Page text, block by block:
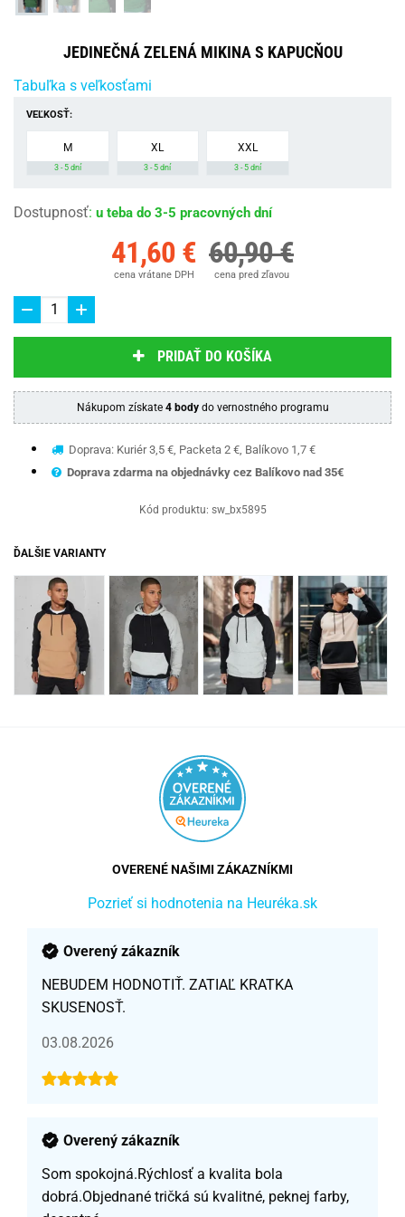
JEDINEČNÁ ZELENÁ MIKINA S KAPUCŇOU
Tabuľka s veľkosťami
VEĽKOSŤ:
M
3 - 5 dní
XL
3 - 5 dní
XXL
3 - 5 dní
Dostupnosť: u teba do 3-5 pracovných dní
41,60 €
cena vrátane DPH
60,90 €
cena pred zľavou
PRIDAŤ DO KOŠÍKA
Nákupom získate 4 bodydo vernostného programu
Doprava: Kuriér 3,5 €, Packeta 2 €, Balíkovo 1,7 €
Doprava zdarma na objednávky cez Balíkovo nad 35€
Kód produktu: sw_bx5895
ĎALŠIE VARIANTY
OVERENÉ NAŠIMI ZÁKAZNÍKMI
Pozrieť si hodnotenia na Heuréka.sk
Overený zákazník
NEBUDEM HODNOTIŤ. ZATIAĽ KRATKA
SKUSENOSŤ.
03.08.2026
Overený zákazník
Som spokojná.Rýchlosť a kvalita bola
dobrá.Objednané tričká sú kvalitné, peknej farby,